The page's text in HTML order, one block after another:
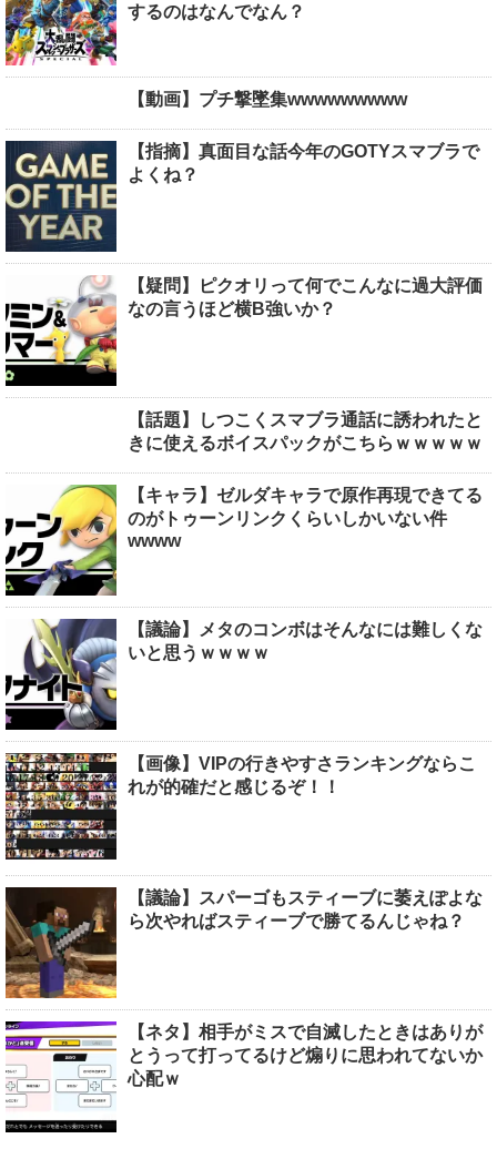
するのはなんでなん？
【動画】プチ撃墜集wwwwwwwww
【指摘】真面目な話今年のGOTYスマブラで
よくね？
【疑問】ピクオリって何でこんなに過大評価
なの言うほど横B強いか？
【話題】しつこくスマブラ通話に誘われたと
きに使えるボイスパックがこちらｗｗｗｗｗ
【キャラ】ゼルダキャラで原作再現できてる
のがトゥーンリンクくらいしかいない件
wwww
【議論】メタのコンボはそんなには難しくな
いと思うｗｗｗｗ
【画像】VIPの行きやすさランキングならこ
れが的確だと感じるぞ！！
【議論】スパーゴもスティーブに萎えぽよな
ら次やればスティーブで勝てるんじゃね？
【ネタ】相手がミスで自滅したときはありが
とうって打ってるけど煽りに思われてないか
心配ｗ